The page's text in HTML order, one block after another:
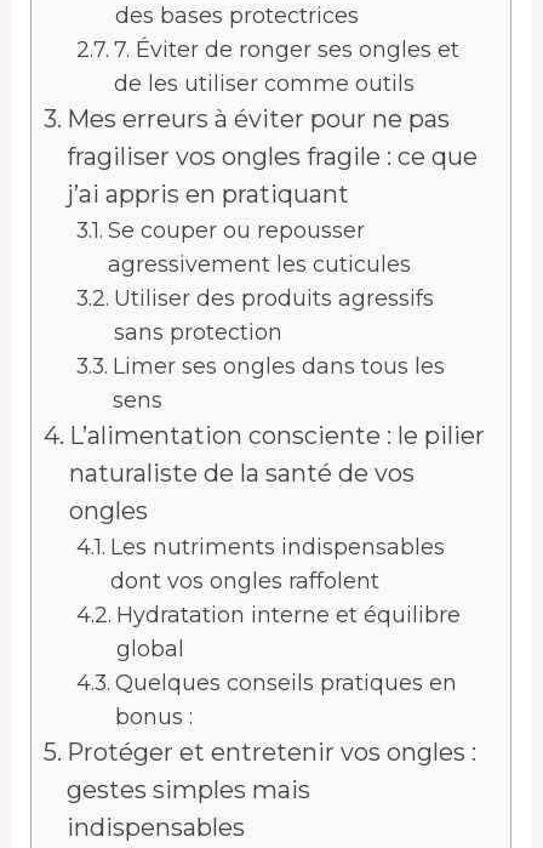
des bases protectrices
7. Éviter de ronger ses ongles et
de les utiliser comme outils
Mes erreurs à éviter pour ne pas
fragiliser vos ongles fragile : ce que
j’ai appris en pratiquant
Se couper ou repousser
agressivement les cuticules
Utiliser des produits agressifs
sans protection
Limer ses ongles dans tous les
sens
L’alimentation consciente : le pilier
naturaliste de la santé de vos
ongles
Les nutriments indispensables
dont vos ongles raffolent
Hydratation interne et équilibre
global
Quelques conseils pratiques en
bonus :
Protéger et entretenir vos ongles :
gestes simples mais
indispensables